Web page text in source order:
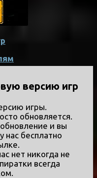
версию игр
игры.
обновляется.
и вы
нас бесплатно
нет никогда не
всегда